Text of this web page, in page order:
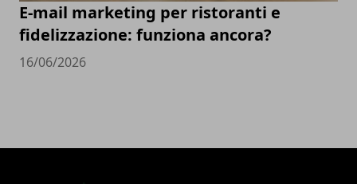
E-mail marketing per ristoranti e
fidelizzazione: funziona ancora?
16/06/2026